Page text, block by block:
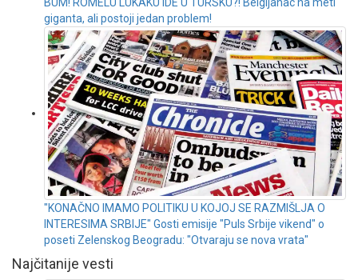
BUM! ROMELU LUKAKU IDE U TURSKU?! Belgijanac na meti
giganta, ali postoji jedan problem!
"KONAČNO IMAMO POLITIKU U KOJOJ SE RAZMIŠLJA O
INTERESIMA SRBIJE" Gosti emisije "Puls Srbije vikend" o
poseti Zelenskog Beogradu: "Otvaraju se nova vrata"
Najčitanije vesti